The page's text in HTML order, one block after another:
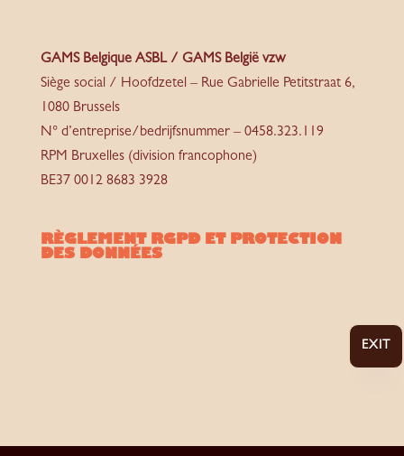
GAMS Belgique ASBL / GAMS België vzw
Siège social / Hoofdzetel – Rue Gabrielle Petitstraat 6,
1080 Brussels
N° d’entreprise/bedrijfsnummer – 0458.323.119
RPM Bruxelles (division francophone)
BE37 0012 8683 3928
RÈGLEMENT RGPD ET PROTECTION
DES DONNÉES
EXIT